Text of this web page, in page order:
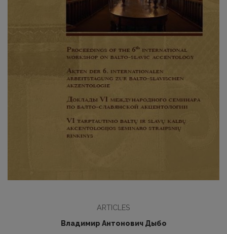
ARTICLES
Владимир Антонович Дыбо